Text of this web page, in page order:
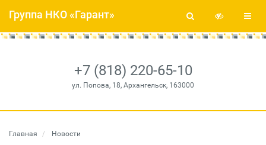
+7 (818) 220-65-10
ул. Попова, 18, Архангельск, 163000
Группа НКО «Гарант»
Главная Новости